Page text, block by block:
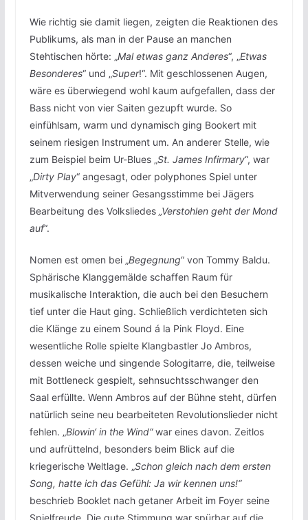
Wie richtig sie damit liegen, zeigten die Reaktionen des
Publikums, als man in der Pause an manchen
Stehtischen hörte: „Mal etwas ganz Anderes“, „Etwas
Besonderes“ und „Super!“. Mit geschlossenen Augen,
wäre es überwiegend wohl kaum aufgefallen, dass der
Bass nicht von vier Saiten gezupft wurde. So
einfühlsam, warm und dynamisch ging Bookert mit
seinem riesigen Instrument um. An anderer Stelle, wie
zum Beispiel beim Ur-Blues „St. James Infirmary“, war
„Dirty Play“ angesagt, oder polyphones Spiel unter
Mitverwendung seiner Gesangsstimme bei Jägers
Bearbeitung des Volksliedes „Verstohlen geht der Mond
auf“.
Nomen est omen bei „Begegnung“ von Tommy Baldu.
Sphärische Klanggemälde schaffen Raum für
musikalische Interaktion, die auch bei den Besuchern
tief unter die Haut ging. Schließlich verdichteten sich
die Klänge zu einem Sound á la Pink Floyd. Eine
wesentliche Rolle spielte Klangbastler Jo Ambros,
dessen weiche und singende Sologitarre, die, teilweise
mit Bottleneck gespielt, sehnsuchtsschwanger den
Saal erfüllte. Wenn Ambros auf der Bühne steht, dürfen
natürlich seine neu bearbeiteten Revolutionslieder nicht
fehlen. „Blowin‘ in the Wind“war eines davon. Zeitlos
und aufrüttelnd, besonders beim Blick auf die
kriegerische Weltlage. „Schon gleich nach dem ersten
Song, hatte ich das Gefühl: Ja wir kennen uns!“
beschrieb Booklet nach getaner Arbeit im Foyer seine